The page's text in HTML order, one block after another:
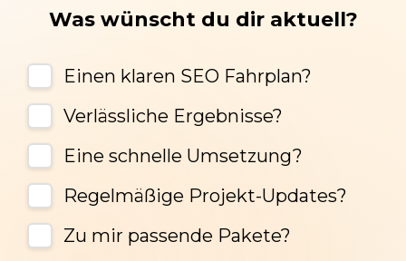
Was wünscht du dir aktuell?
Einen klaren SEO Fahrplan?
Verlässliche Ergebnisse?
Eine schnelle Umsetzung?
Regelmäßige Projekt-Updates?
Zu mir passende Pakete?